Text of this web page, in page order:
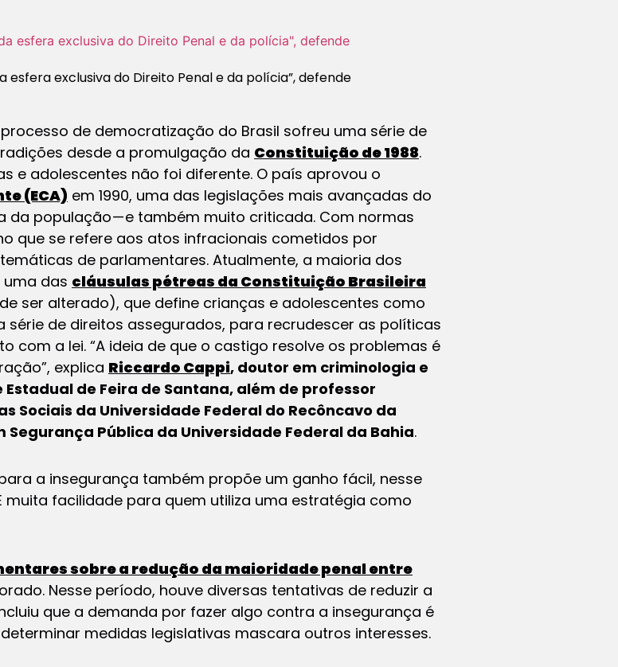
esfera exclusiva do Direito Penal e da polícia”, defende
de democratização do Brasil sofreu uma série de
desde a promulgação da Constituição de 1988.
e adolescentes não foi diferente. O país aprovou o
(ECA) em 1990, uma das legislações mais avançadas do
da população — e também muito criticada. Com normas
que se refere aos atos infracionais cometidos por
de parlamentares. Atualmente, a maioria dos
das cláusulas pétreas da Constituição Brasileira
ser alterado), que define crianças e adolescentes como
série de direitos assegurados, para recrudescer as políticas
com a lei. “A ideia de que o castigo resolve os problemas é
explica Riccardo Cappi, doutor em criminologia e
de Feira de Santana, além de professor
Sociais da Universidade Federal do Recôncavo da
Segurança Pública da Universidade Federal da Bahia.
a insegurança também propõe um ganho fácil, nesse
muita facilidade para quem utiliza uma estratégia como
sobre a redução da maioridade penal entre
Nesse período, houve diversas tentativas de reduzir a
que a demanda por fazer algo contra a insegurança é
medidas legislativas mascara outros interesses.